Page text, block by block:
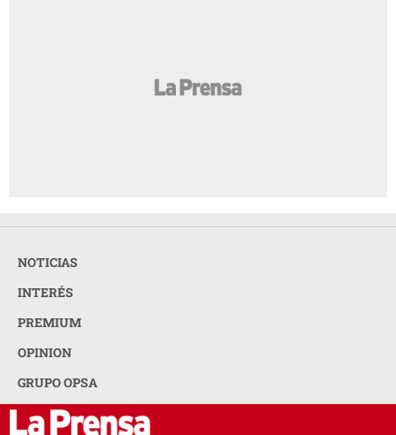
NOTICIAS
INTERÉS
PREMIUM
OPINION
GRUPO OPSA